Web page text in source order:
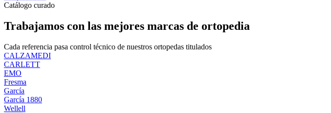
Catálogo curado
Trabajamos con las mejores marcas de ortopedia
Cada referencia pasa control técnico de nuestros ortopedas titulados
CALZAMEDI
CARLETT
EMO
Fresma
García
García 1880
Wellell